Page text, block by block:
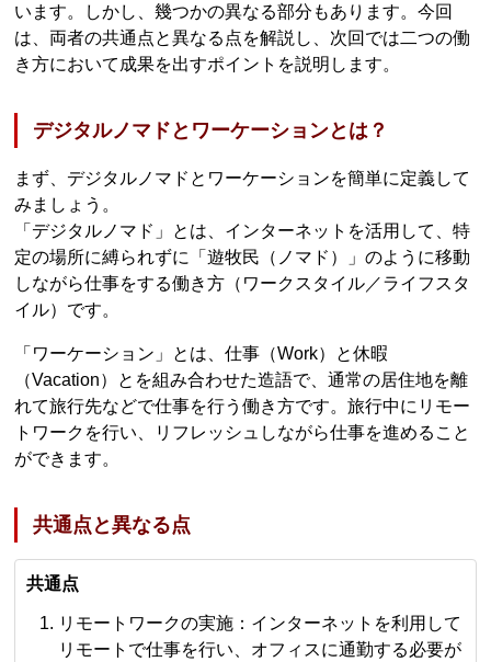
います。しかし、幾つかの異なる部分もあります。今回
は、両者の共通点と異なる点を解説し、次回では二つの働
き方において成果を出すポイントを説明します。
デジタルノマドとワーケーションとは？
まず、デジタルノマドとワーケーションを簡単に定義して
みましょう。
「デジタルノマド」とは、インターネットを活用して、特
定の場所に縛られずに「遊牧民（ノマド）」のように移動
しながら仕事をする働き方（ワークスタイル／ライフスタ
イル）です。
「ワーケーション」とは、仕事（Work）と休暇
（Vacation）とを組み合わせた造語で、通常の居住地を離
れて旅行先などで仕事を行う働き方です。旅行中にリモー
トワークを行い、リフレッシュしながら仕事を進めること
ができます。
共通点と異なる点
共通点
リモートワークの実施：インターネットを利用して
リモートで仕事を行い、オフィスに通勤する必要が